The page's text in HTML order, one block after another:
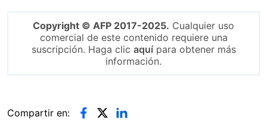
Copyright © AFP 2017-2025. Cualquier uso
comercial de este contenido requiere una
suscripción. Haga clic aquípara obtener más
información.
Compartir en: